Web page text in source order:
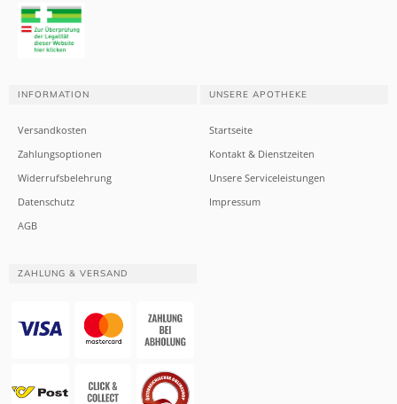
INFORMATION
Versandkosten
Zahlungsoptionen
Widerrufsbelehrung
Datenschutz
AGB
UNSERE APOTHEKE
Startseite
Kontakt & Dienstzeiten
Unsere Serviceleistungen
Impressum
ZAHLUNG & VERSAND